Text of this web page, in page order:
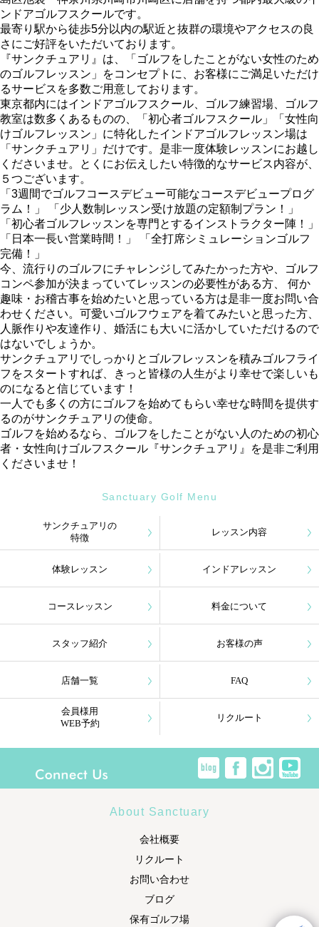
ンドアゴルフスクールです。
最寄り駅から徒歩5分以内の駅近と抜群の環境やアクセスの良
さにご好評をいただいております。
『サンクチュアリ』は、「ゴルフをしたことがない女性のため
のゴルフレッスン」をコンセプトに、お客様にご満足いただけ
るサービスを多数ご用意しております。
東京都内にはインドアゴルフスクール、ゴルフ練習場、ゴルフ
教室は数多くあるものの、「初心者ゴルフスクール」「女性向
けゴルフレッスン」に特化したインドアゴルフレッスン場は
「サンクチュアリ」だけです。是非一度体験レッスンにお越し
くださいませ。とくにお伝えしたい特徴的なサービス内容が、
５つございます。
「3週間でゴルフコースデビュー可能なコースデビュープログ
ラム！」 「少人数制レッスン受け放題の定額制プラン！」
「初心者ゴルフレッスンを専門とするインストラクター陣！」
「日本一長い営業時間！」 「全打席シミュレーションゴルフ
完備！」
今、流行りのゴルフにチャレンジしてみたかった方や、ゴルフ
コンペ参加が決まっていてレッスンの必要性がある方、 何か
趣味・お稽古事を始めたいと思っている方は是非一度お問い合
わせください。可愛いゴルフウェアを着てみたいと思った方、
人脈作りや友達作り、婚活にも大いに活かしていただけるので
はないでしょうか。
サンクチュアリでしっかりとゴルフレッスンを積みゴルフライ
フをスタートすれば、きっと皆様の人生がより幸せで楽しいも
のになると信じています！
一人でも多くの方にゴルフを始めてもらい幸せな時間を提供す
るのがサンクチュアリの使命。
ゴルフを始めるなら、ゴルフをしたことがない人のための初心
者・女性向けゴルフスクール『サンクチュアリ』を是非ご利用
くださいませ！
Sanctuary Golf Menu
サンクチュアリの
特徴
レッスン内容
体験レッスン インドアレッスン
コースレッスン 料金について
スタッフ紹介 お客様の声
店舗一覧 FAQ
会員様用
WEB予約
リクルート
About Sanctuary
会社概要
リクルート
お問い合わせ
ブログ
保有ゴルフ場